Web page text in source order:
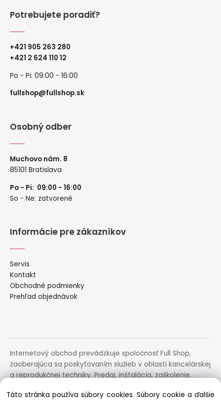
Potrebujete poradiť?
+421 905 263 280
+421 2 624 110 12
Po - Pi: 09:00 - 16:00
fullshop@fullshop.sk
Osobný odber
Muchovo nám. 8
85101 Bratislava
Po - Pi: 09:00 - 16:00
So - Ne: zatvorené
Informácie pre zákazníkov
Servis
Kontakt
Obchodné podmienky
Prehľad objednávok
Internetový obchod prevádzkuje spoločnosť Full Shop,
zaoberajúca sa poskytovaním služieb v oblasti kancelárskej
a reprodukčnej techniky. Predaj, inštalácia, zaškolenie,
zariadení.
Táto stránka používa súbory cookies. Súbory cookie a ďalšie